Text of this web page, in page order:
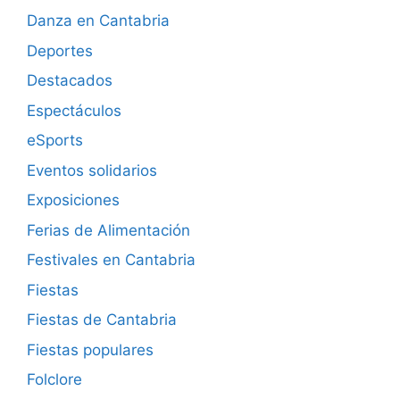
Danza en Cantabria
Deportes
Destacados
Espectáculos
eSports
Eventos solidarios
Exposiciones
Ferias de Alimentación
Festivales en Cantabria
Fiestas
Fiestas de Cantabria
Fiestas populares
Folclore